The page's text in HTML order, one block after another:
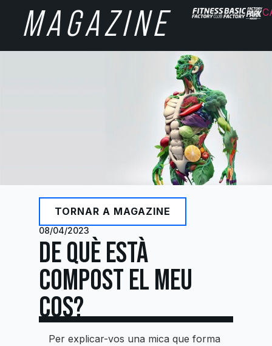
MAGAZINE
TORNAR A MAGAZINE
08/04/2023
DE QUÈ ESTÀ
COMPOST EL MEU
COS?
Per explicar-vos una mica que forma